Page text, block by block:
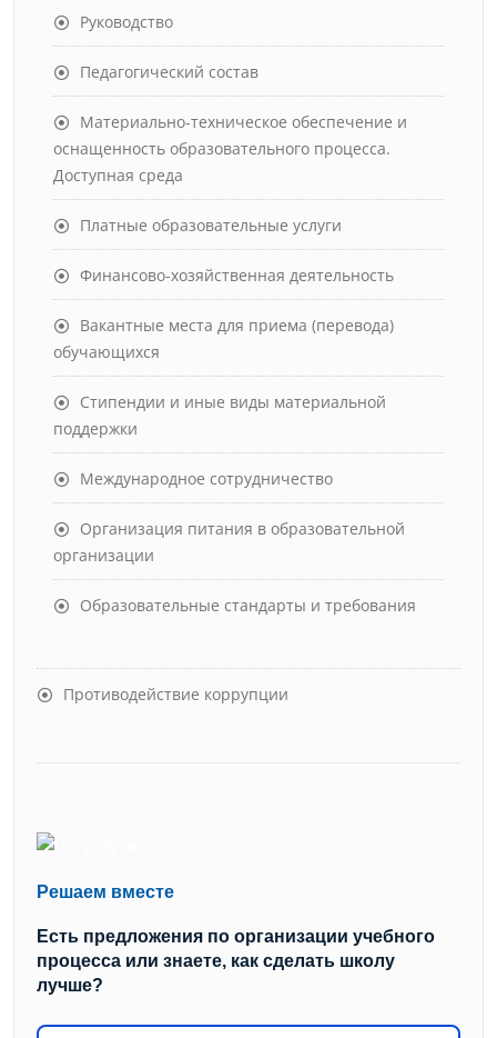
Руководство
Педагогический состав
Материально-техническое обеспечение и
оснащенность образовательного процесса.
Доступная среда
Платные образовательные услуги
Финансово-хозяйственная деятельность
Вакантные места для приема (перевода)
обучающихся
Стипендии и иные виды материальной
поддержки
Международное сотрудничество
Организация питания в образовательной
организации
Образовательные стандарты и требования
Противодействие коррупции
Решаем вместе
Есть предложения по организации учебного
процесса или знаете, как сделать школу
лучше?